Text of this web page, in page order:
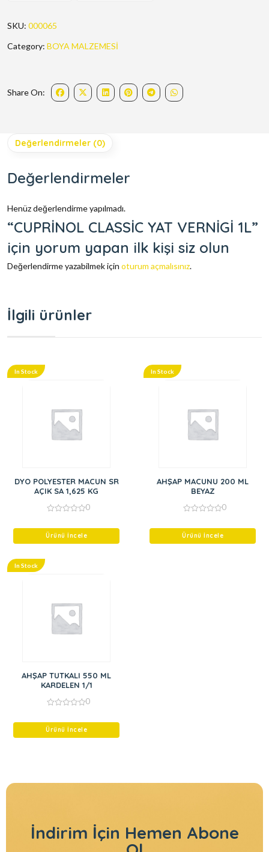
SKU: 000065
Category: BOYA MALZEMESİ
Share On:
Değerlendirmeler (0)
Değerlendirmeler
Henüz değerlendirme yapılmadı.
“CUPRİNOL CLASSİC YAT VERNİGİ 1L”
için yorum yapan ilk kişi siz olun
Değerlendirme yazabilmek için oturum açmalısınız.
İlgili ürünler
In Stock
DYO POLYESTER MACUN SR
AÇIK SA 1,625 KG
of
0
Ürünü İncele
In Stock
AHŞAP MACUNU 200 ML
BEYAZ
of
0
Ürünü İncele
In Stock
AHŞAP TUTKALI 550 ML
KARDELEN 1/1
of
0
Ürünü İncele
İndirim İçin Hemen Abone